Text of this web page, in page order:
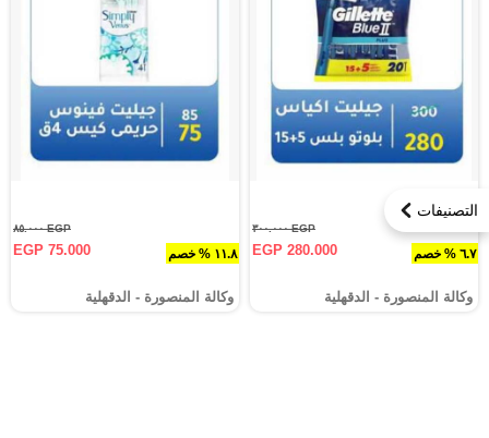
التصنيفات
٦.٧ % خصم
EGP ٣٠٠.٠٠٠
EGP 280.000
وكالة المنصورة - الدقهلية‎
١١.٨ % خصم
EGP ٨٥.٠٠٠
EGP 75.000
وكالة المنصورة - الدقهلية‎